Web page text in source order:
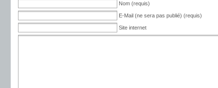
Nom (requis)
E-Mail (ne sera pas publié) (requis)
Site internet